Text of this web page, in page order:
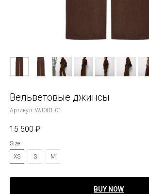
Вельветовые джинсы
Артикул: WJ001-01
15 500 ₽
Size
XS
S M
BUY NOW